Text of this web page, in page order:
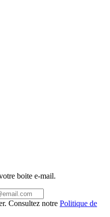
boite e-mail.
Consultez notre Politique de